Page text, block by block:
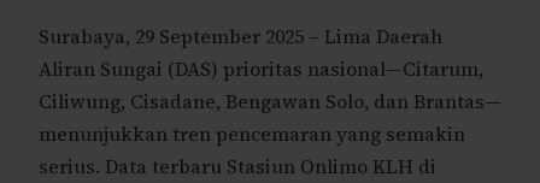
Surabaya, 29 September 2025 – Lima Daerah
Aliran Sungai (DAS) prioritas nasional—Citarum,
Ciliwung, Cisadane, Bengawan Solo, dan Brantas—
menunjukkan tren pencemaran yang semakin
serius. Data terbaru Stasiun Onlimo KLH di